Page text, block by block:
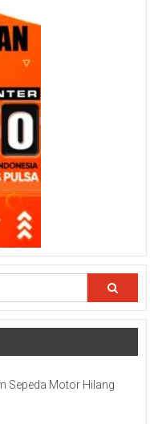
Sepeda Motor Hilang